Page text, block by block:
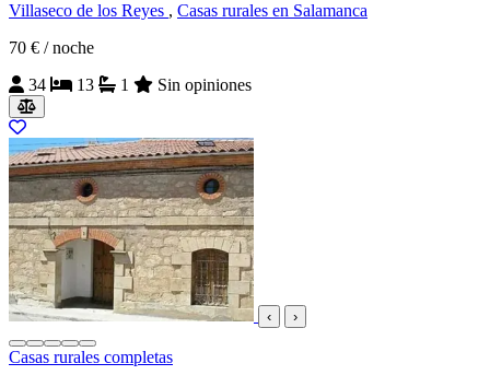
Villaseco de los Reyes , Casas rurales en Salamanca
70 € / noche
34
13 1 Sin opiniones
‹ ›
Casas rurales completas